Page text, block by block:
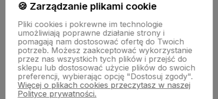
Płatności i dostawa
Informacje
O nas
🍪 Zarządzanie plikami cookie
Pliki cookies i pokrewne im technologie
umożliwiają poprawne działanie strony i
pomagają nam dostosować ofertę do Twoich
potrzeb. Możesz zaakceptować wykorzystanie
przez nas wszystkich tych plików i przejść do
sklepu lub dostosować użycie plików do swoich
preferencji, wybierając opcję "Dostosuj zgody".
Więcej o plikach cookies przeczytasz w naszej
Polityce prywatności.